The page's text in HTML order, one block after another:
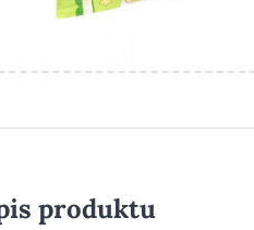
produktu